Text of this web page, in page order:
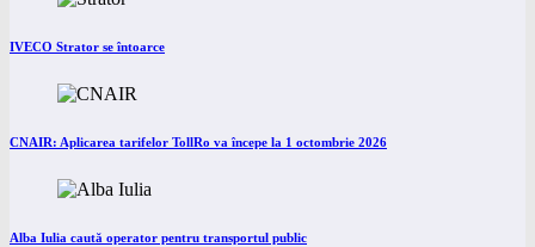
IVECO Strator se întoarce
CNAIR: Aplicarea tarifelor TollRo va începe la 1 octombrie 2026
Alba Iulia caută operator pentru transportul public